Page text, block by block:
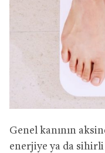
Genel kanının
enerjiye ya da